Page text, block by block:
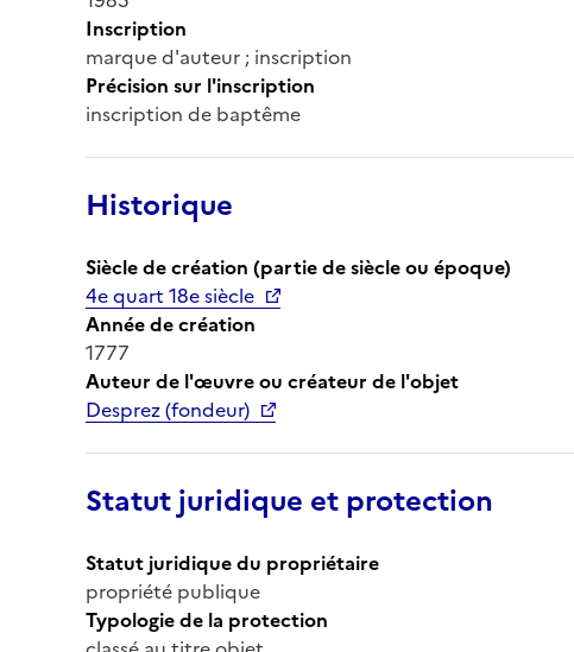
Inscription
marque d'auteur ; inscription
Précision sur l'inscription
inscription de baptême
Historique
Siècle de création (partie de siècle ou époque)
4e quart 18e siècle
Année de création
1777
Auteur de l'œuvre ou créateur de l'objet
Desprez (fondeur)
Statut juridique et protection
Statut juridique du propriétaire
propriété publique
Typologie de la protection